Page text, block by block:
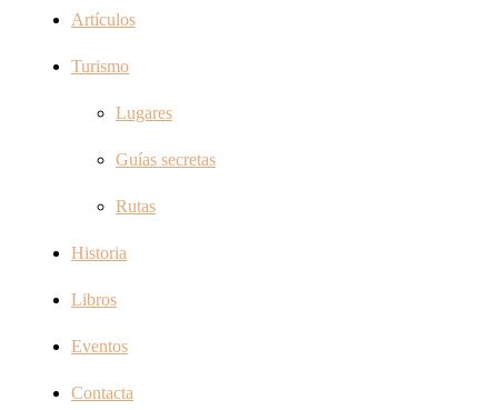
Artículos
Turismo
Lugares
Guías secretas
Rutas
Historia
Libros
Eventos
Contacta